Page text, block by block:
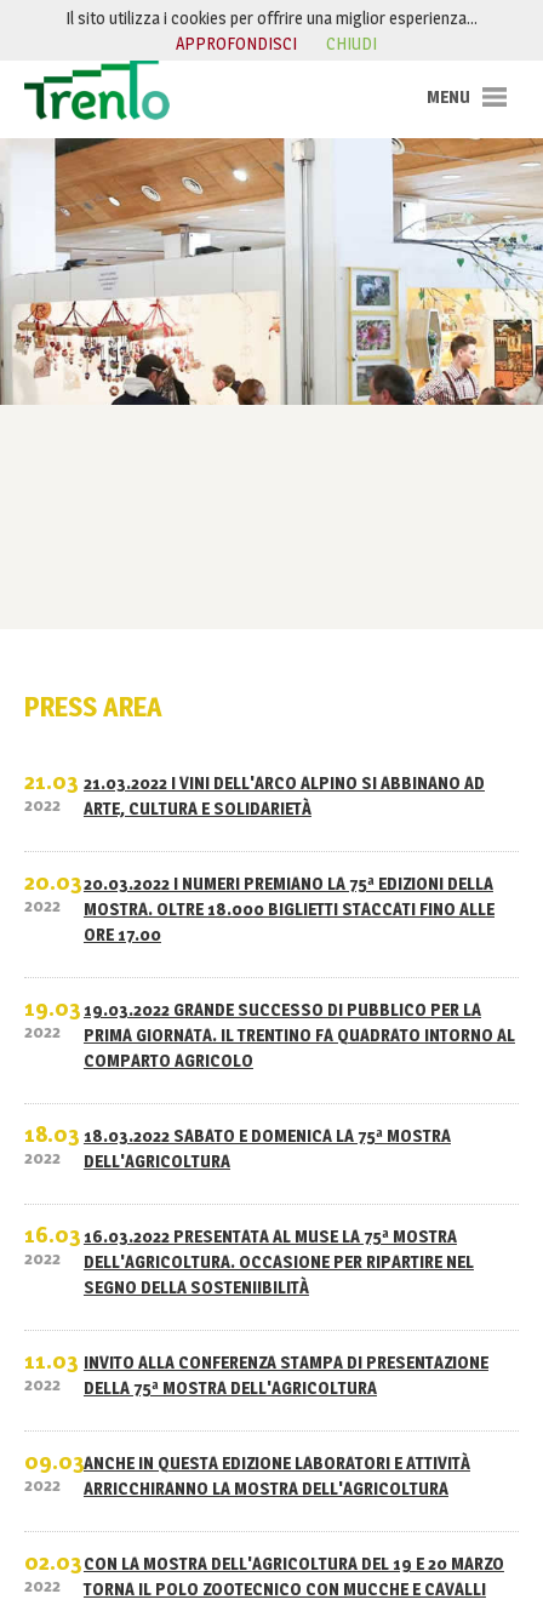
Salta al contenuto
PRESS AREA
21.03
2022
21.03.2022 I VINI DELL'ARCO ALPINO SI ABBINANO AD
ARTE, CULTURA E SOLIDARIETÀ
20.03
2022
20.03.2022 I NUMERI PREMIANO LA 75ª EDIZIONI DELLA
MOSTRA. OLTRE 18.000 BIGLIETTI STACCATI FINO ALLE
ORE 17.00
19.03
2022
19.03.2022 GRANDE SUCCESSO DI PUBBLICO PER LA
PRIMA GIORNATA. IL TRENTINO FA QUADRATO INTORNO AL
COMPARTO AGRICOLO
18.03
2022
18.03.2022 SABATO E DOMENICA LA 75ª MOSTRA
DELL'AGRICOLTURA
16.03
2022
16.03.2022 PRESENTATA AL MUSE LA 75ª MOSTRA
DELL'AGRICOLTURA. OCCASIONE PER RIPARTIRE NEL
SEGNO DELLA SOSTENIIBILITÀ
11.03
2022
INVITO ALLA CONFERENZA STAMPA DI PRESENTAZIONE
DELLA 75ª MOSTRA DELL'AGRICOLTURA
09.03
2022
ANCHE IN QUESTA EDIZIONE LABORATORI E ATTIVITÀ
ARRICCHIRANNO LA MOSTRA DELL'AGRICOLTURA
02.03
2022
CON LA MOSTRA DELL'AGRICOLTURA DEL 19 E 20 MARZO
TORNA IL POLO ZOOTECNICO CON MUCCHE E CAVALLI
Il sito utilizza i cookies per offrire una miglior esperienza…
APPROFONDISCI
CHIUDI